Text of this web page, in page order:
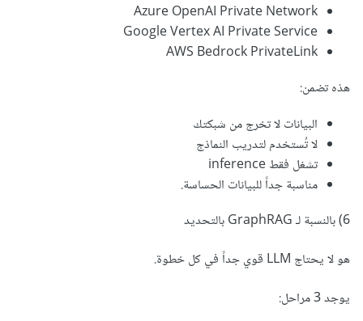
Azure OpenAI Private Network
Google Vertex AI Private Service
AWS Bedrock PrivateLink
هذه تضمن:
البيانات لا تخرج من شبكتك
لا تُستخدم لتدريب النماذج
تشغل فقط inference
مناسبة جداً للبيانات الحساسة.
6) بالنسبة لـ GraphRAG بالتحديد
هو لا يحتاج LLM قوي جداً في كل خطوة.
يوجد 3 مراحل: